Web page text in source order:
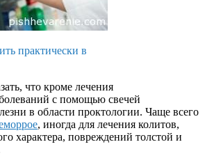
практически в
что кроме лечения
с помощью свечей
в области проктологии. Чаще всего
, иногда для лечения колитов,
характера, повреждений толстой и